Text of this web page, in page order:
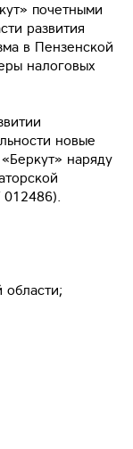
почетными
развития
в Пензенской
налоговых
новые
наряду
012486).